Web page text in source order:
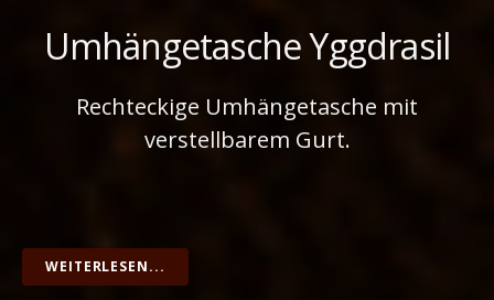
Umhängetasche Yggdrasil
Rechteckige Umhängetasche mit
verstellbarem Gurt.
WEITERLESEN...